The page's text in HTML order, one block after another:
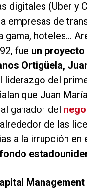
digitales (Uber y
empresas de
gama, hoteles...
fue un
Ortigüela,
liderazgo del
que Juan
ganador del
alrededor de las
a la irrupción en
Management